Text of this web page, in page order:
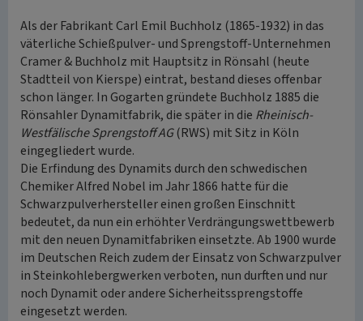
Als der Fabrikant Carl Emil Buchholz (1865-1932) in das
väterliche Schießpulver- und Sprengstoff-Unternehmen
Cramer & Buchholz mit Hauptsitz in Rönsahl (heute
Stadtteil von Kierspe) eintrat, bestand dieses offenbar
schon länger. In Gogarten gründete Buchholz 1885 die
Rönsahler Dynamitfabrik, die später in die Rheinisch-
Westfälische Sprengstoff AG(RWS) mit Sitz in Köln
eingegliedert wurde.
Die Erfindung des Dynamits durch den schwedischen
Chemiker Alfred Nobel im Jahr 1866 hatte für die
Schwarzpulverhersteller einen großen Einschnitt
bedeutet, da nun ein erhöhter Verdrängungswettbewerb
mit den neuen Dynamitfabriken einsetzte. Ab 1900 wurde
im Deutschen Reich zudem der Einsatz von Schwarzpulver
in Steinkohlebergwerken verboten, nun durften und nur
noch Dynamit oder andere Sicherheitssprengstoffe
eingesetzt werden.